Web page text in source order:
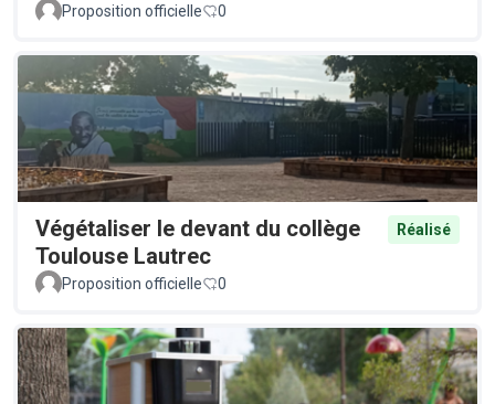
Proposition officielle 0
Végétaliser le devant du collège
Toulouse Lautrec
Réalisé
Proposition officielle 0